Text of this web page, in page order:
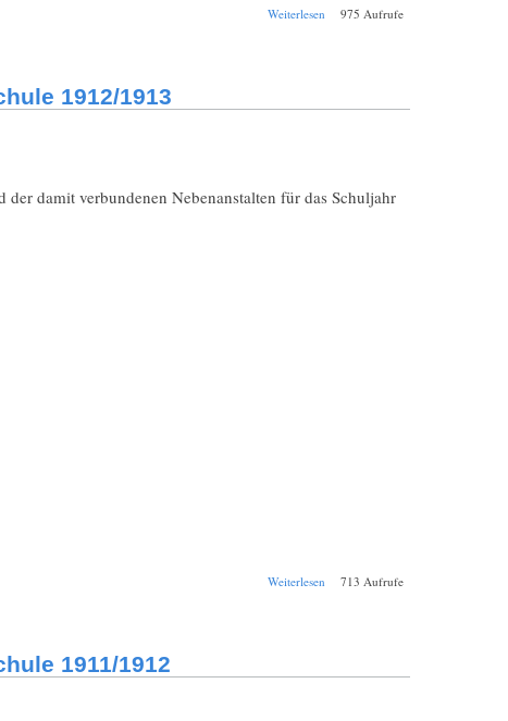
Weiterlesen über Schul-
975 Aufrufe
1912/1913
damit verbundenen Nebenanstalten für das Schuljahr
Weiterlesen über Schul-
713 Aufrufe
1911/1912